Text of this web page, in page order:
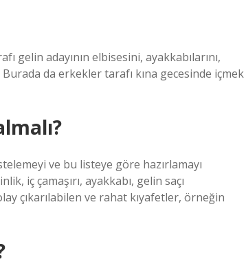
gelin adayının elbisesini, ayakkabılarını,
da erkekler tarafı kına gecesinde içmek
ve bu listeye göre hazırlamayı
iç çamaşırı, ayakkabı, gelin saçı
çıkarılabilen ve rahat kıyafetler, örneğin